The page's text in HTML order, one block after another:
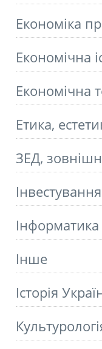
Економіка
Економічна
Економічна
Етика,
ЗЕД,
Інвестування
Інформатика
Інше
Історія